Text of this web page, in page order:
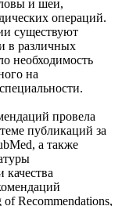
и шеи,
операций.
существуют
в различных
необходимость
на
провела
публикаций за
а также
Recommendations,